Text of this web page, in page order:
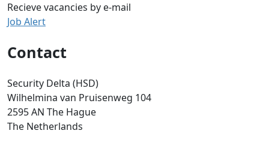
Recieve vacancies by e-mail
Job Alert
Contact
Security Delta (HSD)
Wilhelmina van Pruisenweg 104
2595 AN The Hague
The Netherlands